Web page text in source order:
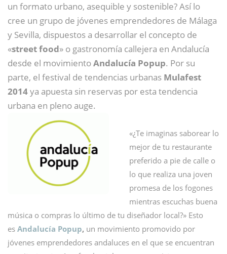
un formato urbano, asequible y sostenible? Así lo
cree un grupo de jóvenes emprendedores de Málaga
y Sevilla, dispuestos a desarrollar el concepto de
«street food» o gastronomía callejera en Andalucía
desde el movimientoAndalucía Popup. Por su
parte, el festival de tendencias urbanas Mulafest
2014ya apuesta sin reservas por esta tendencia
urbana en pleno auge.
«¿Te imaginas saborear lo
mejor de tu restaurante
preferido a pie de calle o
lo que realiza una joven
promesa de los fogones
mientras escuchas buena
música o compras lo último de tu diseñador local?» Esto
es Andalucía Popup, un movimiento promovido por
jóvenes emprendedores andaluces en el que se encuentran